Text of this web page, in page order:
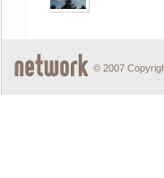
© 2007